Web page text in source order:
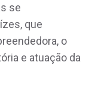
se
que
o
e atuação da